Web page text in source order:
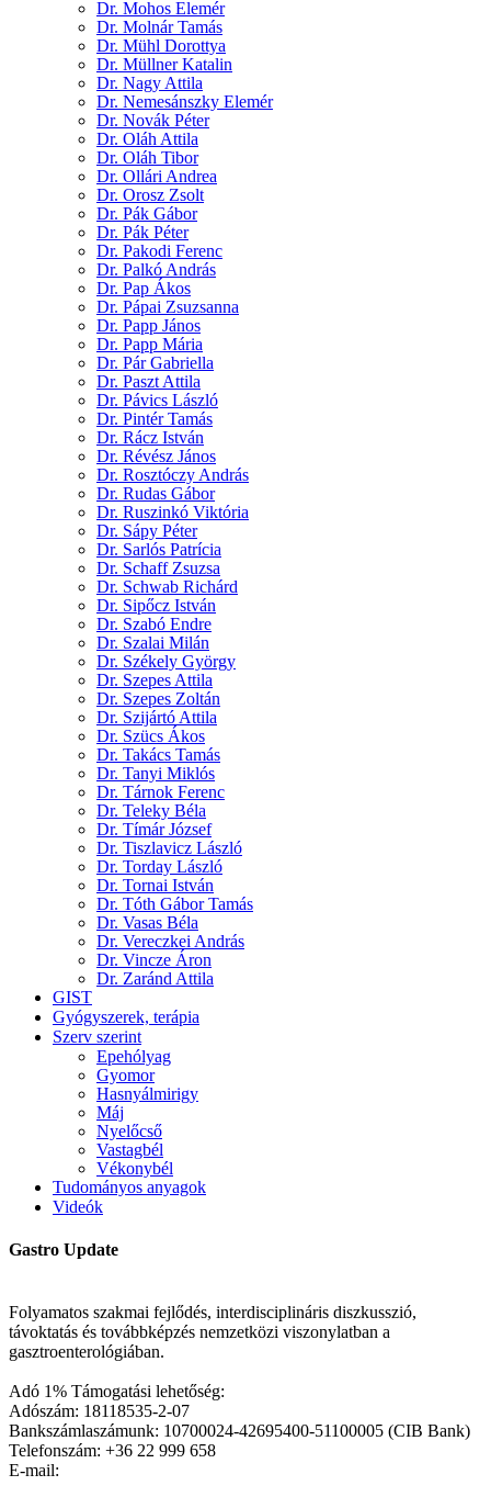
Dr. Mohos Elemér
Dr. Molnár Tamás
Dr. Mühl Dorottya
Dr. Müllner Katalin
Dr. Nagy Attila
Dr. Nemesánszky Elemér
Dr. Novák Péter
Dr. Oláh Attila
Dr. Oláh Tibor
Dr. Ollári Andrea
Dr. Orosz Zsolt
Dr. Pák Gábor
Dr. Pák Péter
Dr. Pakodi Ferenc
Dr. Palkó András
Dr. Pap Ákos
Dr. Pápai Zsuzsanna
Dr. Papp János
Dr. Papp Mária
Dr. Pár Gabriella
Dr. Paszt Attila
Dr. Pávics László
Dr. Pintér Tamás
Dr. Rácz István
Dr. Révész János
Dr. Rosztóczy András
Dr. Rudas Gábor
Dr. Ruszinkó Viktória
Dr. Sápy Péter
Dr. Sarlós Patrícia
Dr. Schaff Zsuzsa
Dr. Schwab Richárd
Dr. Sipőcz István
Dr. Szabó Endre
Dr. Szalai Milán
Dr. Székely György
Dr. Szepes Attila
Dr. Szepes Zoltán
Dr. Szijártó Attila
Dr. Szücs Ákos
Dr. Takács Tamás
Dr. Tanyi Miklós
Dr. Tárnok Ferenc
Dr. Teleky Béla
Dr. Tímár József
Dr. Tiszlavicz László
Dr. Torday László
Dr. Tornai István
Dr. Tóth Gábor Tamás
Dr. Vasas Béla
Dr. Vereczkei András
Dr. Vincze Áron
Dr. Zaránd Attila
GIST
Gyógyszerek, terápia
Szerv szerint
Epehólyag
Gyomor
Hasnyálmirigy
Máj
Nyelőcső
Vastagbél
Vékonybél
Tudományos anyagok
Videók
Gastro Update
Folyamatos szakmai fejlődés, interdisciplináris diszkusszió,
távoktatás és továbbképzés nemzetközi viszonylatban a
gasztroenterológiában.
Adó 1% Támogatási lehetőség:
Adószám: 18118535-2-07
Bankszámlaszámunk: 10700024-42695400-51100005 (CIB Bank)
Telefonszám: +36 22 999 658
E-mail: